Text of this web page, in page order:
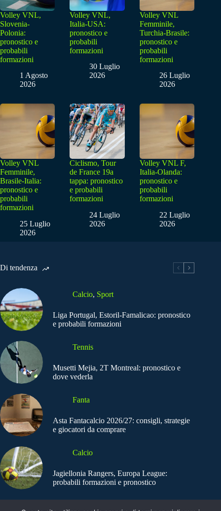
Volley VNL,
Slovenia-
Polonia:
pronostico e
probabili
formazioni
1 Agosto
2026
Volley VNL,
Italia-USA:
pronostico e
probabili
formazioni
30 Luglio
2026
Volley VNL
Femminile,
Turchia-Brasile:
pronostico e
probabili
formazioni
26 Luglio
2026
Volley VNL
Femminile,
Brasile-Italia:
pronostico e
probabili
formazioni
25 Luglio
2026
Ciclismo, Tour
de France 19a
tappa: pronostico
e probabili
formazioni
24 Luglio
2026
Volley VNL F,
Italia-Olanda:
pronostico e
probabili
formazioni
22 Luglio
2026
Di tendenza
Calcio, Sport
Liga Portugal, Estoril-Famalicao: pronostico
e probabili formazioni
Tennis
Musetti Mejia, 2T Montreal: pronostico e
dove vederla
Fanta
Asta Fantacalcio 2026/27: consigli, strategie
e giocatori da comprare
Calcio
Jagiellonia Rangers, Europa League:
probabili formazioni e pronostico